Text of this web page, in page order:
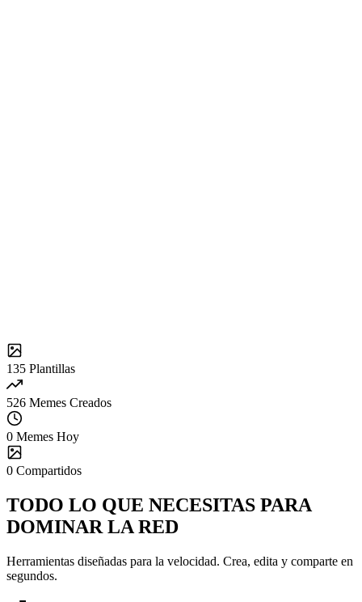
135 Plantillas
526 Memes Creados
0 Memes Hoy
0 Compartidos
TODO LO QUE NECESITAS PARA
DOMINAR LA RED
Herramientas diseñadas para la velocidad. Crea, edita y comparte en
segundos.